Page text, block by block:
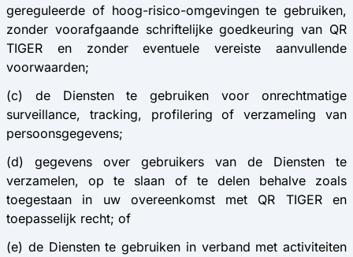
gereguleerde of hoog-risico-omgevingen te gebruiken,
zonder voorafgaande schriftelijke goedkeuring van QR
TIGER en zonder eventuele vereiste aanvullende
voorwaarden;
(c) de Diensten te gebruiken voor onrechtmatige
surveillance, tracking, profilering of verzameling van
persoonsgegevens;
(d) gegevens over gebruikers van de Diensten te
verzamelen, op te slaan of te delen behalve zoals
toegestaan in uw overeenkomst met QR TIGER en
toepasselijk recht; of
(e) de Diensten te gebruiken in verband met activiteiten